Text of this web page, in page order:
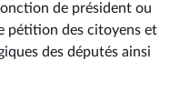
de président ou
pétition des citoyens et
des députés ainsi